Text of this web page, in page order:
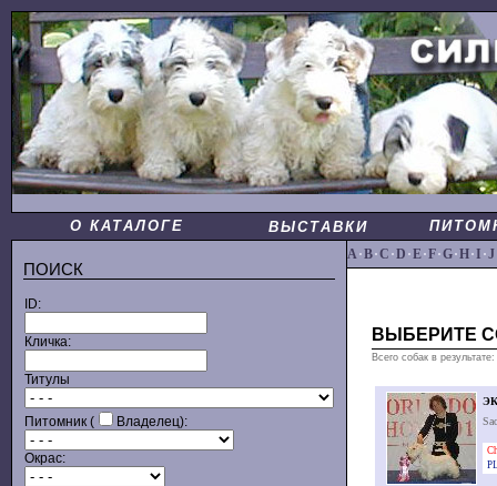
О КАТАЛОГЕ ВЫСТАВКИ
ПОИСК
ID:
Кличка:
Титулы
Питомник ( Владелец):
Окрас:
A·B·C ·D ·E·F·G·H·I ·J
ВЫБЕРИТЕ
Всего собак в